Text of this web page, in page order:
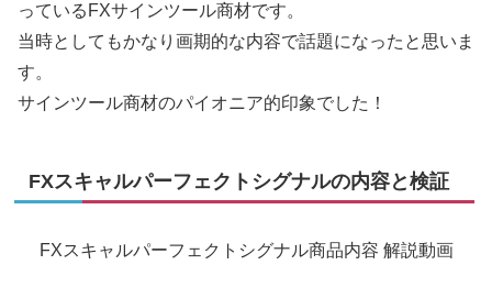
っているFXサインツール商材です。
当時としてもかなり画期的な内容で話題になったと思いま
す。
サインツール商材のパイオニア的印象でした！
FXスキャルパーフェクトシグナルの内容と検証
FXスキャルパーフェクトシグナル商品内容 解説動画